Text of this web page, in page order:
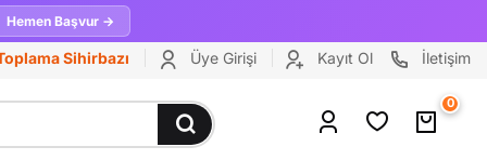
Hemen Başvur →
Sihirbazı Üye Girişi Kayıt Ol İletişim
0